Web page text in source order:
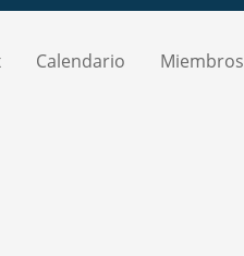
Calendario Miembros